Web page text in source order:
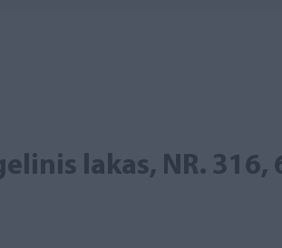
lakas, NR. 316,